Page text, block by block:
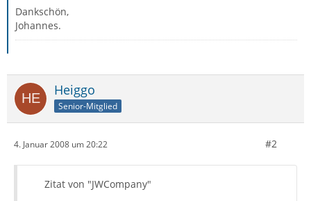
Dankschön,
Johannes.
Heiggo
Senior-Mitglied
4. Januar 2008 um 20:22 #2
Zitat von "JWCompany"